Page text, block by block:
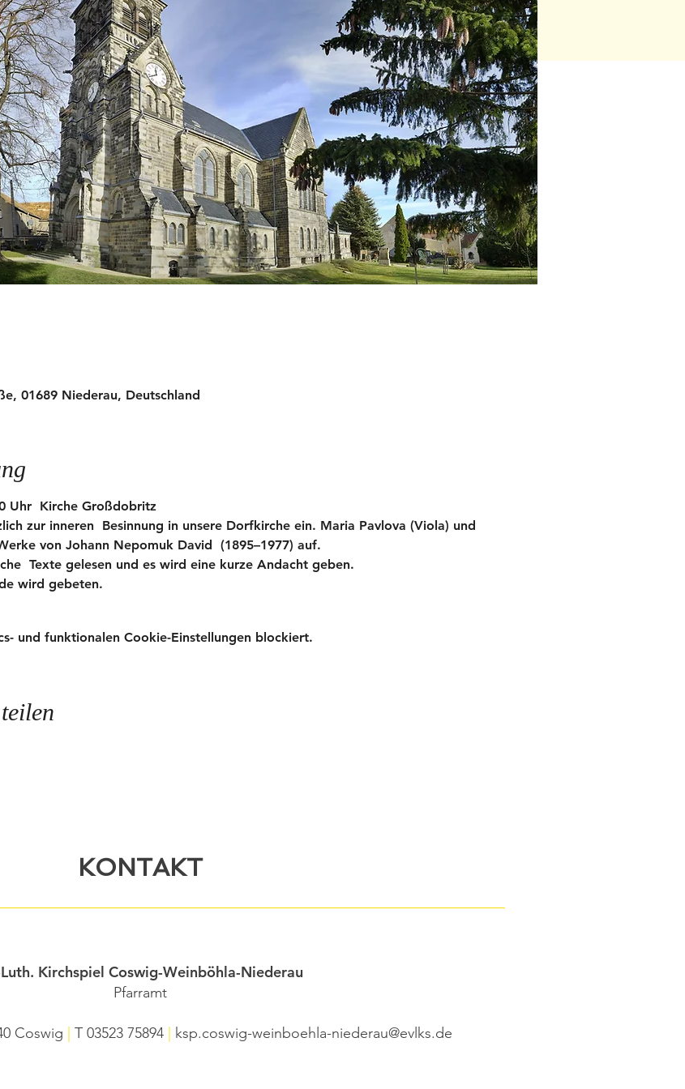
01689 Niederau, Deutschland
Uhr  Kirche Großdobritz
zur inneren  Besinnung in unsere Dorfkirche ein. Maria Pavlova (Viola) und
von Johann Nepomuk David  (1895–1977) auf.
Texte gelesen und es wird eine kurze Andacht geben.
wird gebeten.
und funktionalen Cookie-Einstellungen blockiert.
KONTAKT
Luth. Kirchspiel Coswig-Weinböhla-Niederau
Pfarramt
Coswig T 03523 75894 ksp.coswig-weinboehla-niederau@evlks.de